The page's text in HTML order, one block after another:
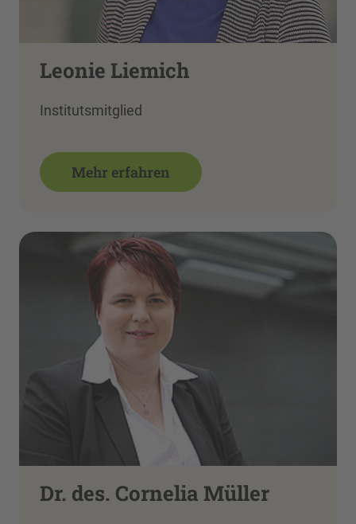
Leonie Liemich
Institutsmitglied
Mehr erfahren
Dr. des. Cornelia Müller